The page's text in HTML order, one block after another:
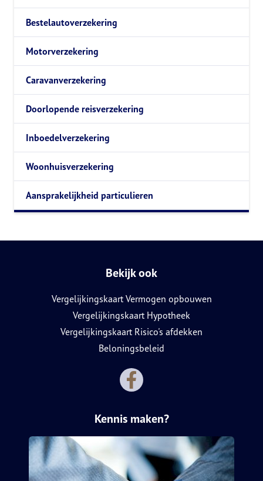
Bestelautoverzekering
Motorverzekering
Caravanverzekering
Doorlopende reisverzekering
Inboedelverzekering
Woonhuisverzekering
Aansprakelijkheid particulieren
Bekijk ook
Vergelijkingskaart Vermogen opbouwen
Vergelijkingskaart Hypotheek
Vergelijkingskaart Risico's afdekken
Beloningsbeleid
Kennis maken?